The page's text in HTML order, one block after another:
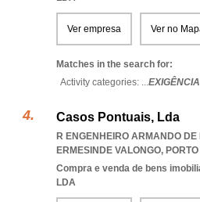
Ver empresa Ver no
Matches in the search for:
Activity categories: ...
Casos Pontuais, Lda
R ENGENHEIRO ARMANDO
ERMESINDE VALONGO, PORTO
Compra e venda de bens
LDA